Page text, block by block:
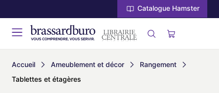
Catalogue Hamster
Accueil Ameublement et décor
Rangement
Tablettes et étagères